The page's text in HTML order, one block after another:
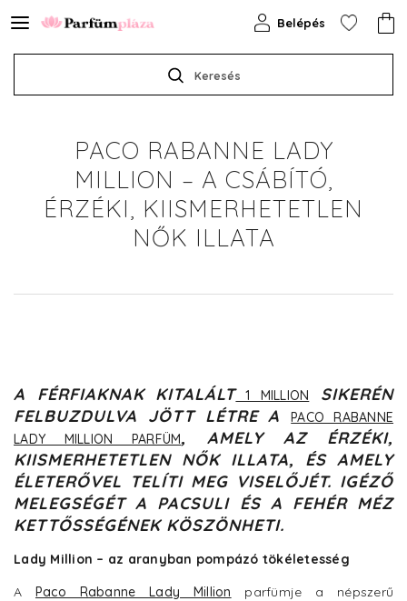
Keresés
Belépés
PACO RABANNE LADY
MILLION – A CSÁBÍTÓ,
ÉRZÉKI, KIISMERHETETLEN
NŐK ILLATA
A FÉRFIAKNAK KITALÁLT1 MILLION
SIKERÉN
FELBUZDULVA JÖTT LÉTRE APACO RABANNE
LADY MILLION PARFÜM, AMELY AZ ÉRZÉKI,
KIISMERHETETLEN NŐK ILLATA, ÉS AMELY
ÉLETERŐVEL TELÍTI MEG VISELŐJÉT. IGÉZŐ
MELEGSÉGÉT A PACSULI ÉS A FEHÉR MÉZ
KETTŐSSÉGÉNEK KÖSZÖNHETI.
Lady Million – az aranyban pompázó tökéletesség
A Paco Rabanne Lady Million parfümje a népszerű